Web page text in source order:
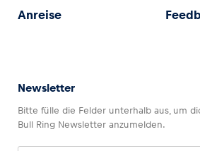
Anreise
Newsletter
Bitte fülle die Felder unterhalb aus, um
Bull Ring Newsletter anzumelden.